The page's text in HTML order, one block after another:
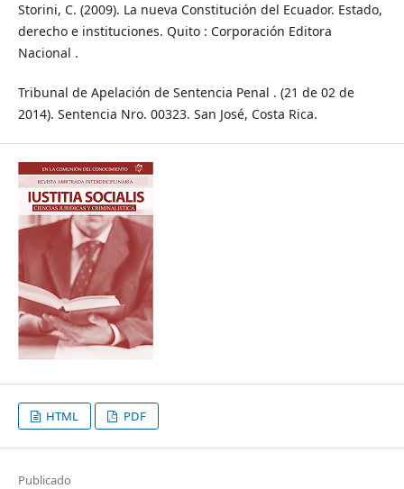
Storini, C. (2009). La nueva Constitución del Ecuador. Estado,
derecho e instituciones. Quito : Corporación Editora
Nacional .
Tribunal de Apelación de Sentencia Penal . (21 de 02 de
2014). Sentencia Nro. 00323. San José, Costa Rica.
HTML PDF
Publicado